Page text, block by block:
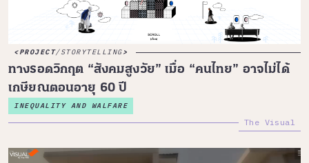
PROJECT/STORYTELLING
ทางรอดวิกฤต “สังคมสูงวัย” เมื่อ “คนไทย” อาจไม่ได้
เกษียณตอนอายุ 60 ปี
INEQUALITY AND WALFARE
The Visual